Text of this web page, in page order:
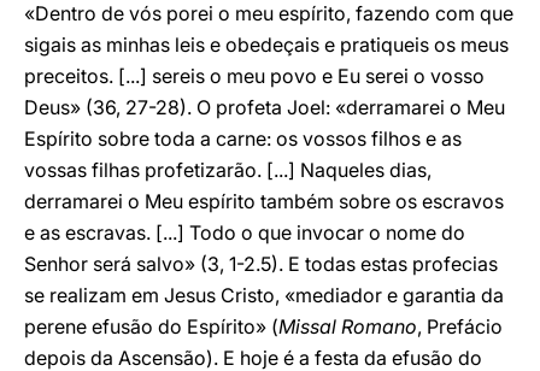
«Dentro de vós porei o meu espírito, fazendo com que
sigais as minhas leis e obedeçais e pratiqueis os meus
preceitos. [...] sereis o meu povo e Eu serei o vosso
Deus» (36, 27-28). O profeta Joel: «derramarei o Meu
Espírito sobre toda a carne: os vossos filhos e as
vossas filhas profetizarão. [...] Naqueles dias,
derramarei o Meu espírito também sobre os escravos
e as escravas. [...] Todo o que invocar o nome do
Senhor será salvo» (3, 1-2.5). E todas estas profecias
se realizam em Jesus Cristo, «mediador e garantia da
perene efusão do Espírito» (Missal Romano, Prefácio
depois da Ascensão). E hoje é a festa da efusão do